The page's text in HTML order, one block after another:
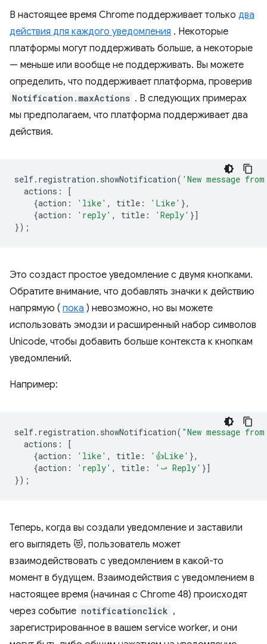
В настоящее время Chrome поддерживает только два
действия для каждого уведомления . Некоторые
платформы могут поддерживать больше, а некоторые
— меньше или вообще не поддерживать. Вы можете
определить, что поддерживает платформа, проверив
Notification.maxActions . В следующих примерах
мы предполагаем, что платформа поддерживает два
действия.
self. registration . showNotification( 'New message
actions :
[
{action : 'like' , title : 'Like' },
{action : 'reply' , title : 'Reply' }]
});
Это создаст простое уведомление с двумя кнопками.
Обратите внимание, что добавлять значки к действию
напрямую ( пока ) невозможно, но вы можете
использовать эмодзи и расширенный набор символов
Unicode, чтобы добавить больше контекста к кнопкам
уведомлений.
Например:
self. registration . showNotification( "New message
actions :
[
{action : 'like' , title : '👍Like' },
{action : 'reply' , title : '⤻ Reply' }]
});
Теперь, когда вы создали уведомление и заставили
его выглядеть 😻, пользователь может
взаимодействовать с уведомлением в какой-то
момент в будущем. Взаимодействия с уведомлением в
настоящее время (начиная с Chrome 48) происходят
через событие notificationclick ,
зарегистрированное в вашем service worker, и они